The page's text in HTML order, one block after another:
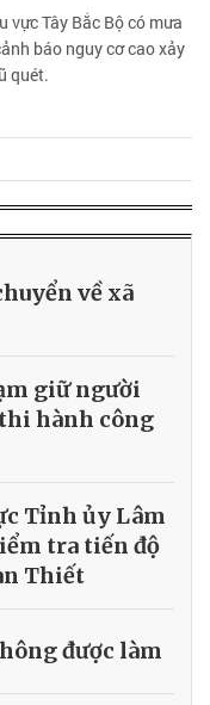
Tây Bắc Bộ có mưa
báo nguy cơ cao xảy
quét.
về xã
giữ người
hành công
Tỉnh ủy Lâm
tra tiến độ
Thiết
được làm